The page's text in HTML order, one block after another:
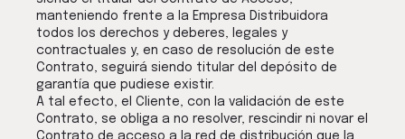
manteniendo frente a la Empresa Distribuidora
todos los derechos y deberes, legales y
contractuales y, en caso de resolución de este
Contrato, seguirá siendo titular del depósito de
garantía que pudiese existir.
A tal efecto, el Cliente, con la validación de este
Contrato, se obliga a no resolver, rescindir ni novar el
Contrato de acceso a la red de distribución que la